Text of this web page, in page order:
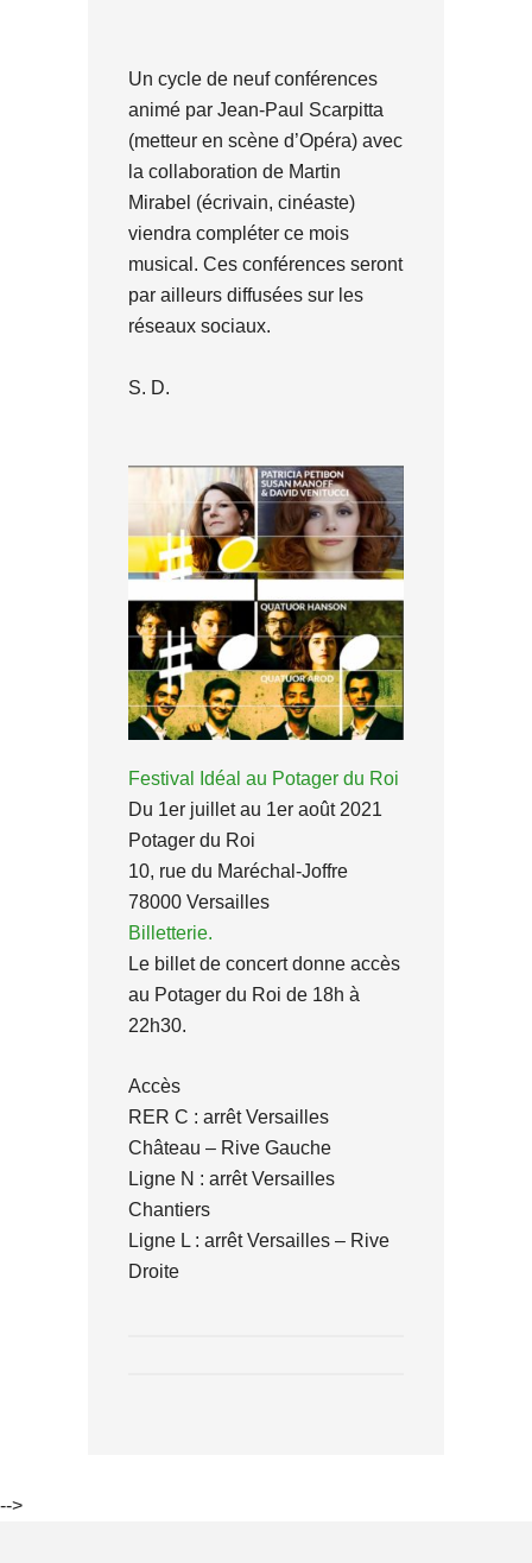
Un cycle de neuf conférences
animé par Jean-Paul Scarpitta
(metteur en scène d’Opéra) avec
la collaboration de Martin
Mirabel (écrivain, cinéaste)
viendra compléter ce mois
musical. Ces conférences seront
par ailleurs diffusées sur les
réseaux sociaux.
S. D.
Festival Idéal au Potager du Roi
Du 1er juillet au 1er août 2021
Potager du Roi
10, rue du Maréchal-Joffre
78000 Versailles
Billetterie.
Le billet de concert donne accès
au Potager du Roi de 18h à
22h30.
Accès
RER C : arrêt Versailles
Château – Rive Gauche
Ligne N : arrêt Versailles
Chantiers
Ligne L : arrêt Versailles – Rive
Droite
-->